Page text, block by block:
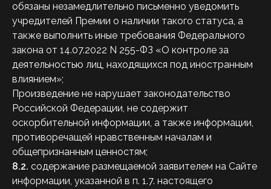
обязаны незамедлительно письменно уведомить
учредителей Премии о наличии такого статуса, а
также выполнить иные требования Федерального
закона от 14.07.2022 N 255-ФЗ «О контроле за
деятельностью лиц, находящихся под иностранным
влиянием»;
Произведение не нарушает законодательство
Российской Федерации, не содержит
оскорбительной информации, а также информации,
противоречащей нравственным началам и
общепризнанным ценностям;
8.2. содержание размещаемой заявителем на Сайте
информации, указанной в п. 1.7. настоящего